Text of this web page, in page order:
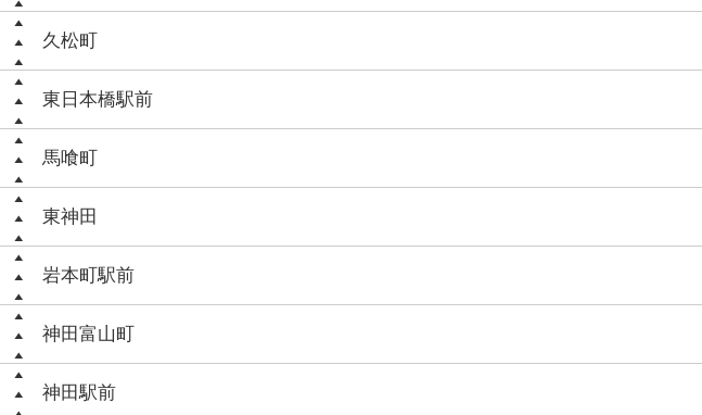
久松町
東日本橋駅前
馬喰町
東神田
岩本町駅前
神田富山町
神田駅前